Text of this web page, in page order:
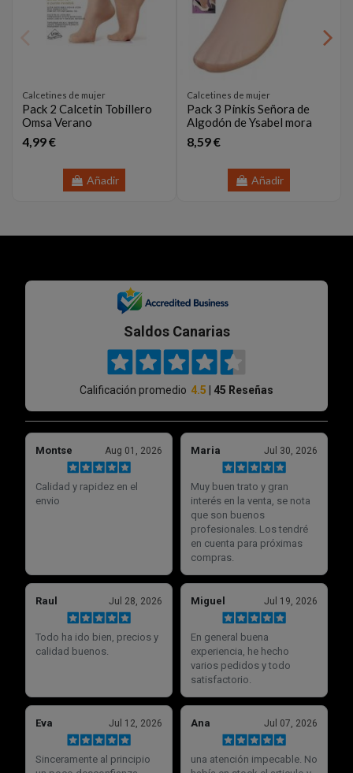
Calcetines de mujer
Pack 2 Calcetin Tobillero
Omsa Verano
4,99 €
Añadir
Calcetines de mujer
Pack 3 Pinkis Señora de
Algodón de Ysabel mora
8,59 €
Añadir